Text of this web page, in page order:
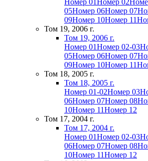
Номер 01Номер 02
05Номер 06Номер 07
09Номер 10Номер 11
Том 19, 2006 г.
Том 19, 2006 г.
Номер 01Номер 02-03
05Номер 06Номер 07
09Номер 10Номер 11
Том 18, 2005 г.
Том 18, 2005 г.
Номер 01-02Номер 03
06Номер 07Номер 08
10Номер 11Номер 12
Том 17, 2004 г.
Том 17, 2004 г.
Номер 01Номер 02-03
06Номер 07Номер 08
10Номер 11Номер 12